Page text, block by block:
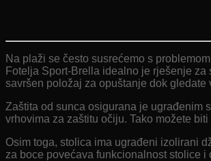
Na plaži se često susrećemo s
Fotelja Sport-Brella idealno je rješenje
savršen položaj za opuštanje dok
Zaštita od sunca osigurana je ugrađenim
vrhovima za zaštitu očiju. Tako možete
Osim toga, stolica ima ugrađeni izolirani
za boce povećava funkcionalnost stolice